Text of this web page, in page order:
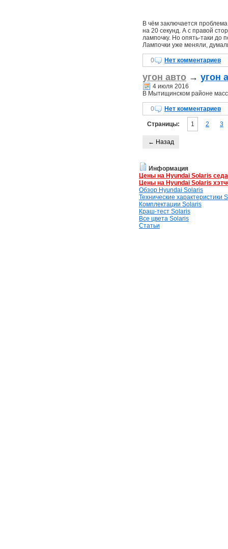
В чём заключается
на 20 секунд. А с правой
лампочку. Но опять-таки до
Лампочки уже меняли,
0 Нет комментариев
угон авто → угон
4 июля 2016
В Мытищинском районе
0 Нет комментариев
Страницы: 1 2 3
← Назад
Информация
Цены на Hyundai Solaris
Цены на Hyundai Solaris
Обзор Hyundai Solaris
Технические характеристики
Комплектации Solaris
Краш-тест Solaris
Все цвета Solaris
Статьи